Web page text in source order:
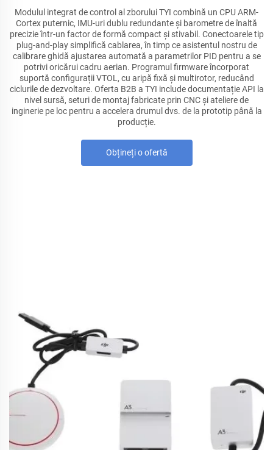
Modulul integrat de control al zborului TYI combină un CPU ARM-
Cortex puternic, IMU-uri dublu redundante și barometre de înaltă
precizie într-un factor de formă compact și stivabil. Conectoarele tip
plug-and-play simplifică cablarea, în timp ce asistentul nostru de
calibrare ghidă ajustarea automată a parametrilor PID pentru a se
potrivi oricărui cadru aerian. Programul firmware încorporat
suportă configurații VTOL, cu aripă fixă și multirotor, reducând
ciclurile de dezvoltare. Oferta B2B a TYI include documentație API la
nivel sursă, seturi de montaj fabricate prin CNC și ateliere de
inginerie pe loc pentru a accelera drumul dvs. de la prototip până la
producție.
Obțineți o ofertă